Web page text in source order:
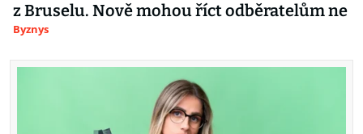
z Bruselu. Nově mohou říct odběratelům ne
Byznys